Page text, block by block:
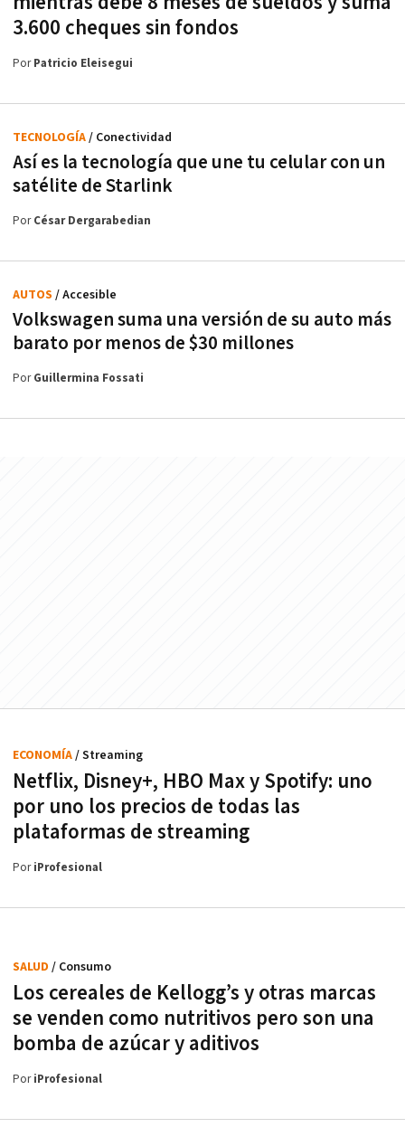
3.600 cheques sin fondos
PorPatricio Eleisegui
Así es la tecnología que une tu celular con un
satélite de Starlink
TECNOLOGÍA/ Conectividad
PorCésar Dergarabedian
Volkswagen suma una versión de su auto más
barato por menos de $30 millones
AUTOS / Accesible
PorGuillermina Fossati
Netflix, Disney+, HBO Max y Spotify: uno
por uno los precios de todas las
plataformas de streaming
ECONOMÍA/ Streaming
PoriProfesional
Los cereales de Kellogg’s y otras marcas
se venden como nutritivos pero son una
bomba de azúcar y aditivos
SALUD / Consumo
PoriProfesional